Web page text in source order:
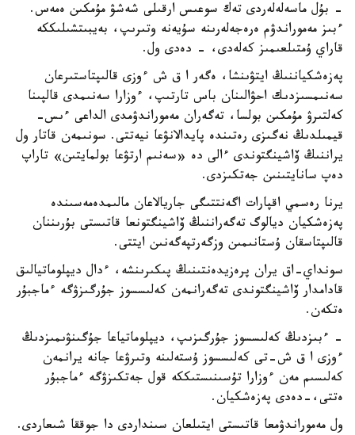
- بۇل ماسەلەلەردى تەك سوعىس ارقىلى شەشۋ مۇمكىن ەمەس.
ءبىز مەموراندۋم ەرەجەلەرىنە سۇيەنە وتىرىپ، بەيبىتشىلىككە
قاراي ۇمتىلعىمىز كەلەدى، - دەدى ول.
پەزەشكياننىڭ ايتۋىنشا، ەگەر ا ق ش ءوزى قالىپتاستىرعان
سەنىمسىزدىك احۋالىنان باس تارتىپ، ءوزارا سەنىمدى قالپىنا
كەلتىرۋ مۇمكىن بولسا، تەگەران مەموراندۋمدى الداعى ءىس-
قيمىلدىڭ نەگىزى رەتىندە پايدالانۋعا نيەتتى. سونىمەن قاتار ول
يراننىڭ ۆاشينگتوندى ءالى دە «سەنىم ارتۋعا بولمايتىن» تاراپ
دەپ سانايتىنىن جەتكىزدى.
يرنا رەسمي اقپارات اگەنتتىگى جاريالاعان مالىمدەمەسىندە
پەزەشكيان ديالوگ تەگەراننىڭ ۆاشينگتونعا قاتىستى بۇرىننان
قالىپتاسقان ۇستانىمىن وزگەرتپەگەنىن ايتتى.
سونداي-اق يران پرەزيدەنتىنىڭ پىكىرىنشە، ءدال ديپلوماتيالىق
قادامدار ۆاشينگتوندى تەگەرانمەن كەلىسسوز جۇرگىزۋگە ءماجبۇر
ەتكەن.
- ءبىزدىڭ كەلىسسوز جۇرگىزىپ، ديپلوماتياعا جۇگىنۋىمىزدىڭ
ءوزى ا ق ش-تى كەلىسسوز ۇستەلىنە وتىرۋعا جانە يرانمەن
كەلىسىم مەن ءوزارا تۇسىنىستىككە قول جەتكىزۋگە ءماجبۇر
ەتتى،-دەدى پەزەشكيان.
ول مەموراندۋمعا قاتىستى ايتىلعان سىنداردى دا جوققا شىعاردى.